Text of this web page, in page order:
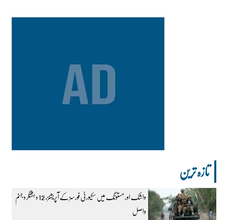
تازہ ترین
واشک اور مستونگ میں سکیورٹی فورسز کے آپریشنز، 12 دہشتگرد جہنم
واصل